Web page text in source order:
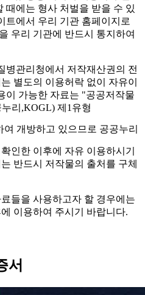
때에는 형사 처벌을 받을 수 있
트에서 우리 기관 홈페이지로
우리 기관에 반드시 통지하여
병관리청에서 저작재산권의 전
별도의 이용허락 없이 자유이
이 가능한 자료는 "공공저작물
리,KOGL) 제1유형
여 개방하고 있으므로 공공누리
인한 이후에 자유 이용하시기
반드시 저작물의 출처를 구체
들을 사용하고자 할 경우에는
이용하여 주시기 바랍니다.
서